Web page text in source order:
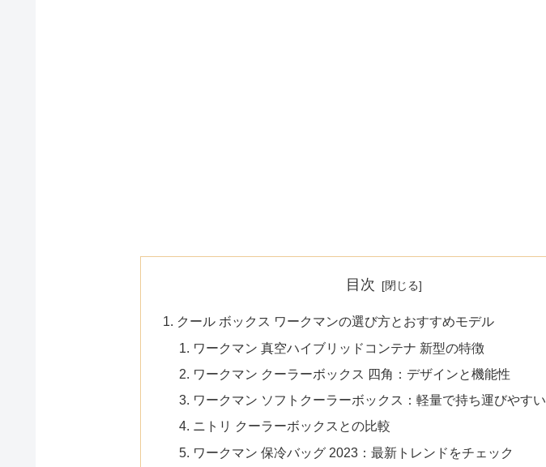
目次
クール ボックス ワークマンの選び方とおすすめモデル
ワークマン 真空ハイブリッドコンテナ 新型の特徴
ワークマン クーラーボックス 四角：デザインと機能性
ワークマン ソフトクーラーボックス：軽量で持ち運びやすい
ニトリ クーラーボックスとの比較
ワークマン 保冷バッグ 2023：最新トレンドをチェック